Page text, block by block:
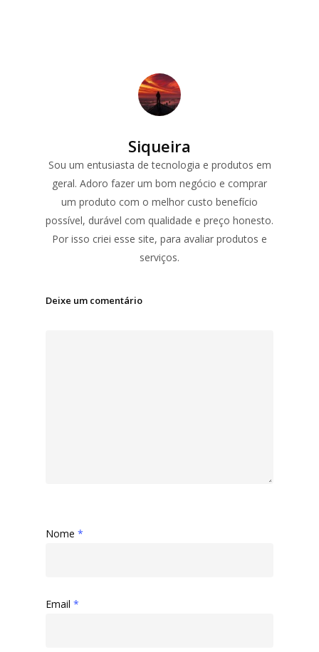
Siqueira
Sou um entusiasta de tecnologia e produtos em
geral. Adoro fazer um bom negócio e comprar
um produto com o melhor custo benefício
possível, durável com qualidade e preço honesto.
Por isso criei esse site, para avaliar produtos e
serviços.
Deixe um comentário
Nome *
Email *